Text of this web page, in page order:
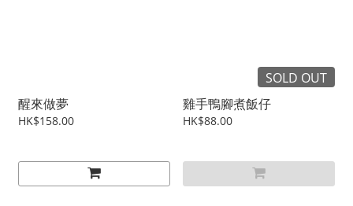
醒來做夢
HK$158.00
SOLD OUT
雞手鴨腳煮飯仔
HK$88.00